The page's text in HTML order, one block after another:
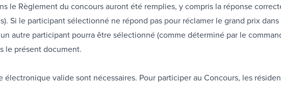
le Règlement du concours auront été remplies, y compris la réponse
Si le participant sélectionné ne répond pas pour réclamer le grand prix
autre participant pourra être sélectionné (comme déterminé par le
le présent document.
valide sont nécessaires. Pour participer au Concours, les